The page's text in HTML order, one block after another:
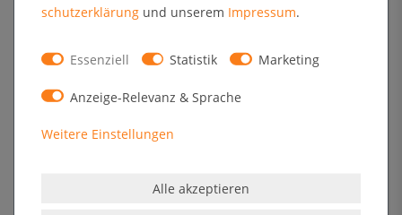
schutz­erklärung und unserem Impressum.
Essenziell Statistik Marketing
Anzeige-Relevanz & Sprache
Weitere Einstellungen
Alle akzeptieren